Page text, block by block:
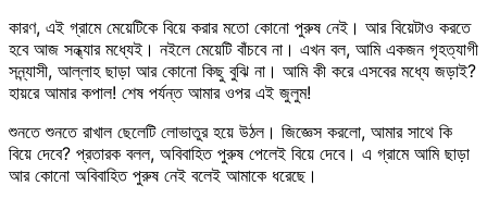
কারণ, এই গ্রামে মেয়েটিকে বিয়ে করার মতো কোনো পুরুষ নেই। আর বিয়েটাও করতে
হবে আজ সন্ধ্যার মধ্যেই। নইলে মেয়েটি বাঁচবে না। এখন বল, আমি একজন গৃহত্যাগী
সন্ন্যাসী, আল্লাহ ছাড়া আর কোনো কিছু বুঝি না। আমি কী করে এসবের মধ্যে জড়াই?
হায়রে আমার কপাল! শেষ পর্যন্ত আমার ওপর এই জুলুম!
শুনতে শুনতে রাখাল ছেলেটি লোভাতুর হয়ে উঠল। জিজ্ঞেস করলো, আমার সাথে কি
বিয়ে দেবে? প্রতারক বলল, অবিবাহিত পুরুষ পেলেই বিয়ে দেবে। এ গ্রামে আমি ছাড়া
আর কোনো অবিবাহিত পুরুষ নেই বলেই আমাকে ধরেছে।